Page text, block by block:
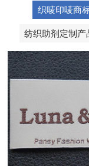
织唛印唛商
纺织助剂定制产